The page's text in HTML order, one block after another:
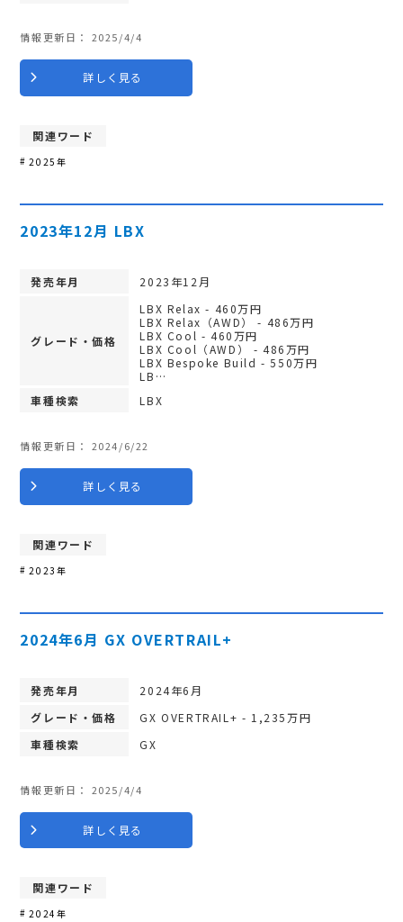
情報更新日： 2025/4/4
詳しく見る
関連ワード
2025年
2023年12月 LBX
発売年月 2023年12月
グレード・価格
LBX Relax - 460万円
LBX Relax（AWD） - 486万円
LBX Cool - 460万円
LBX Cool（AWD） - 486万円
LBX Bespoke Build - 550万円
LB…
車種検索
LBX
情報更新日： 2024/6/22
詳しく見る
関連ワード
2023年
2024年6月 GX OVERTRAIL+
発売年月
2024年6月
グレード・価格
GX OVERTRAIL+ - 1,235万円
車種検索
GX
情報更新日： 2025/4/4
詳しく見る
関連ワード
2024年